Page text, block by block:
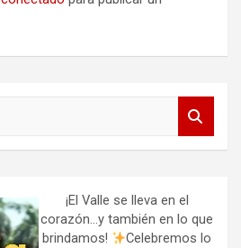
¡El Valle se lleva en el
corazón…y también en lo que
brindamos!
Celebremos lo